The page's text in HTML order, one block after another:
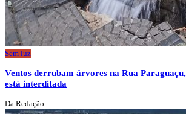
Sem luz
Ventos derrubam árvores na Rua
está interditada
Da Redação